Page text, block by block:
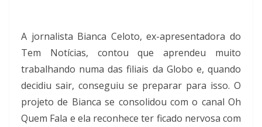
A jornalista Bianca Celoto, ex-apresentadora do
Tem Notícias, contou que aprendeu muito
trabalhando numa das filiais da Globo e, quando
decidiu sair, conseguiu se preparar para isso. O
projeto de Bianca se consolidou com o canal Oh
Quem Fala e ela reconhece ter ficado nervosa com